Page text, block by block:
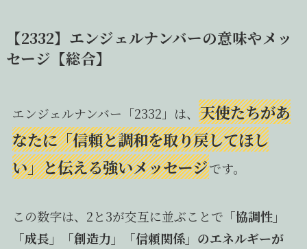
【2332】エンジェルナンバーの意味やメッ
セージ【総合】
エンジェルナンバー「2332」は、 天使たちがあ
なたに「信頼と調和を取り戻してほし
い」と伝える強いメッセージです。
この数字は、2と3が交互に並ぶことで 「協調性」
「成長」「創造力」「信頼関係」のエネルギーが